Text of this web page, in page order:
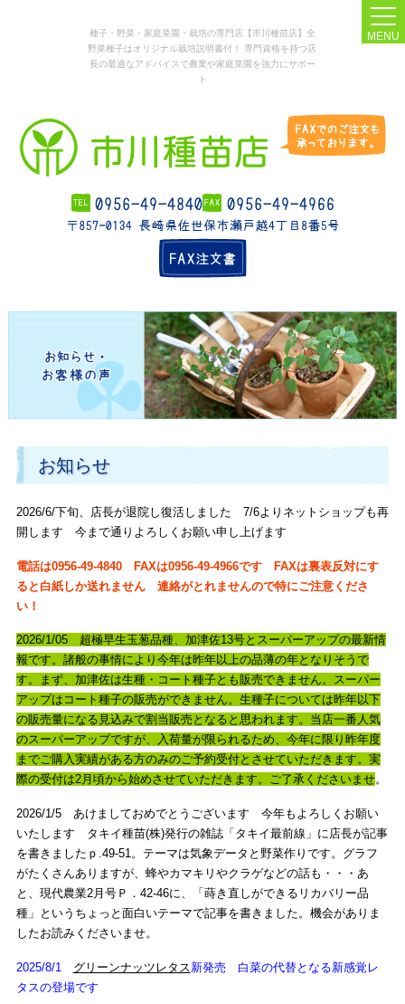
種子・野菜・家庭菜園・栽培の専門店【市川種苗店】全
野菜種子はオリジナル栽培説明書付！ 専門資格を持つ店
長の最適なアドバイスで農業や家庭菜園を強力にサポー
ト
MENU
お知らせ
2026/6/下旬、店長が退院し復活しました 7/6よりネットショップも再
開します 今まで通りよろしくお願い申し上げます
電話は0956-49-4840 FAXは0956-49-4966です FAXは裏表反対にす
ると白紙しか送れません 連絡がとれませんので特にご注意くださ
い！
2026/1/05 超極早生玉葱品種、加津佐13号とスーパーアップの最新情
報です。諸般の事情により今年は昨年以上の品薄の年となりそうで
す。まず、加津佐は生種・コート種子とも販売できません。スーパー
アップはコート種子の販売ができません。生種子については昨年以下
の販売量になる見込みで割当販売となると思われます。当店一番人気
のスーパーアップですが、入荷量が限られるため、今年に限り昨年度
までご購入実績がある方のみのご予約受付とさせていただきます。実
際の受付は2月頃から始めさせていただきます。ご了承くださいませ。
2026/1/5 あけましておめでとうございます 今年もよろしくお願い
いたします タキイ種苗(株)発行の雑誌「タキイ最前線」に店長が記事
を書きましたｐ.49-51。テーマは気象データと野菜作りです。グラフ
がたくさんありますが、蜂やカマキリやクラゲなどの話も・・・あ
と、現代農業2月号Ｐ．42-46に、「蒔き直しができるリカバリー品
種」というちょっと面白いテーマで記事を書きました。機会がありま
したお読みくださいませ。
2025/8/1 グリーンナッツレタス 新発売 白菜の代替となる新感覚レ
タスの登場です